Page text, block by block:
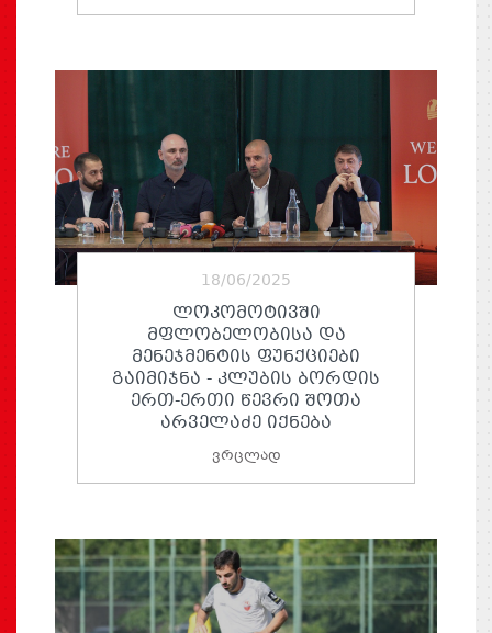
18/06/2025
ᲚᲝᲙᲝᲛᲝᲢᲘᲕᲨᲘ
ᲛᲤᲚᲝᲑᲔᲚᲝᲑᲘᲡᲐ ᲓᲐ
ᲛᲔᲜᲔᲯᲛᲔᲜᲢᲘᲡ ᲤᲣᲜᲥᲪᲘᲔᲑᲘ
ᲒᲐᲘᲛᲘᲯᲜᲐ - ᲙᲚᲣᲑᲘᲡ ᲑᲝᲠᲓᲘᲡ
ᲔᲠᲗ-ᲔᲠᲗᲘ ᲬᲔᲕᲠᲘ ᲨᲝᲗᲐ
ᲐᲠᲕᲔᲚᲐᲫᲔ ᲘᲥᲜᲔᲑᲐ
ვრცლად